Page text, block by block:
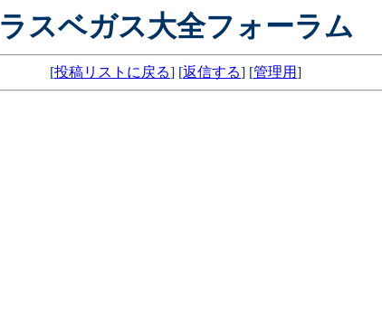
ラスベガス大全フォーラム
[投稿リストに戻る] [返信する] [管理用]